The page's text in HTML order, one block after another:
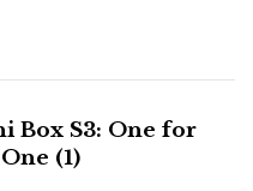
Box S3: One for
(1)